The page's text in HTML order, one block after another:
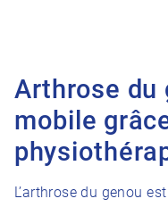
Arthrose du
mobile
L’arthrose du genou